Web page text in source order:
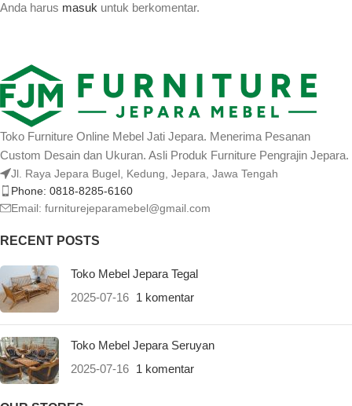
Anda harus masuk untuk berkomentar.
Toko Furniture Online Mebel Jati Jepara. Menerima Pesanan
Custom Desain dan Ukuran. Asli Produk Furniture Pengrajin Jepara.
Jl. Raya Jepara Bugel, Kedung, Jepara, Jawa Tengah
Phone: 0818-8285-6160
Email: furniturejeparamebel@gmail.com
RECENT POSTS
Toko Mebel Jepara Tegal
2025-07-16 1 komentar
Toko Mebel Jepara Seruyan
2025-07-16 1 komentar